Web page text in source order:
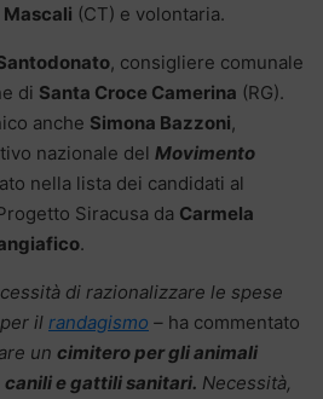
Mascali (CT) e volontaria.
, consigliere comunale
di Santa Croce Camerina (RG).
anche Simona Bazzoni,
nazionale del Movimento
nella lista dei candidati al
Siracusa da Carmela
.
di razionalizzare le spese
il randagismo – ha commentato
un cimitero per gli animali
canili e gattili sanitari. Necessità,